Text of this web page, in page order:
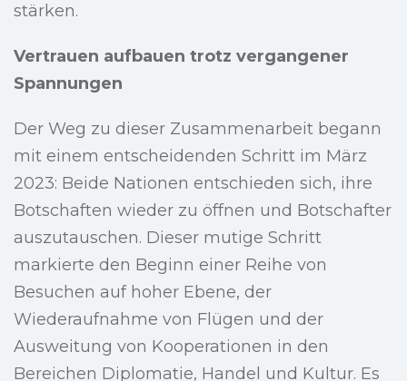
stärken.
Vertrauen aufbauen trotz vergangener
Spannungen
Der Weg zu dieser Zusammenarbeit begann
mit einem entscheidenden Schritt im März
2023: Beide Nationen entschieden sich, ihre
Botschaften wieder zu öffnen und Botschafter
auszutauschen. Dieser mutige Schritt
markierte den Beginn einer Reihe von
Besuchen auf hoher Ebene, der
Wiederaufnahme von Flügen und der
Ausweitung von Kooperationen in den
Bereichen Diplomatie, Handel und Kultur. Es